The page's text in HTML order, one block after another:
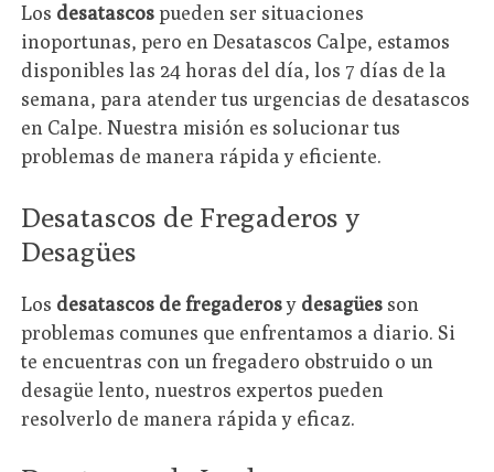
Los desatascospueden ser situaciones
inoportunas, pero en Desatascos Calpe, estamos
disponibles las 24 horas del día, los 7 días de la
semana, para atender tus urgencias de desatascos
en Calpe. Nuestra misión es solucionar tus
problemas de manera rápida y eficiente.
Desatascos de Fregaderos y
Desagües
Los desatascos de fregaderosy desagües son
problemas comunes que enfrentamos a diario. Si
te encuentras con un fregadero obstruido o un
desagüe lento, nuestros expertos pueden
resolverlo de manera rápida y eficaz.